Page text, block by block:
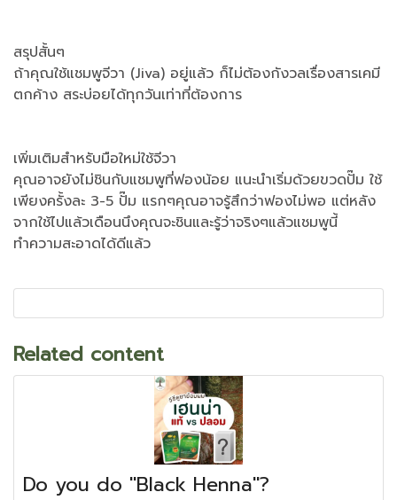
สรุปสั้นๆ
ถ้าคุณใช้แชมพูจีวา (Jiva) อยู่แล้ว ก็ไม่ต้องกังวลเรื่องสารเคมี
ตกค้าง สระบ่อยได้ทุกวันเท่าที่ต้องการ
เพิ่มเติมสำหรับมือใหม่ใช้จีวา
คุณอาจยังไม่ชินกับแชมพูที่ฟองน้อย แนะนำเริ่มด้วยขวดปั๊ม ใช้
เพียงครั้งละ 3-5 ปั๊ม แรกๆคุณอาจรู้สึกว่าฟองไม่พอ แต่หลัง
จากใช้ไปแล้วเดือนนึงคุณจะชินและรู้ว่าจริงๆแล้วแชมพูนี้
ทำความสะอาดได้ดีแล้ว
Related content
Do you do "Black Henna"?